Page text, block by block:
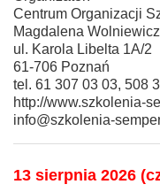
Centrum Organizacji
Magdalena
ul. Karola Libelta 1A/2
61-706 Poznań
tel. 61 307 03 03, 508
http://www.szkolenia-
info@szkolenia-
13 sierpnia 2026